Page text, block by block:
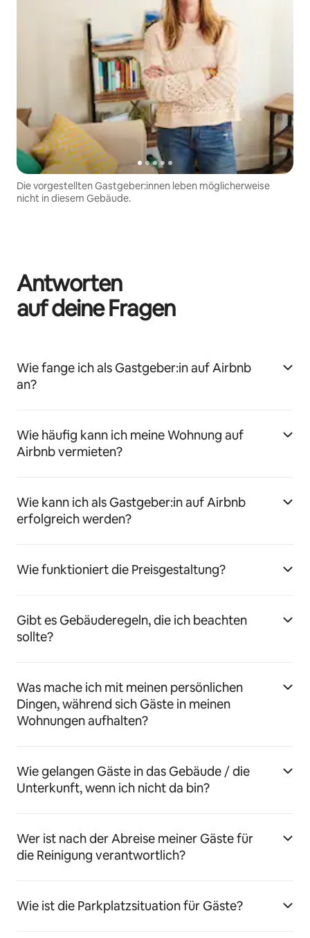
Die vorgestellten Gastgeber:innen leben möglicherweise
nicht in diesem Gebäude.
Antworten
auf deine Fragen
Wie fange ich als Gastgeber:in auf Airbnb
an?
Wie häufig kann ich meine Wohnung auf
Airbnb vermieten?
Wie kann ich als Gastgeber:in auf Airbnb
erfolgreich werden?
Wie funktioniert die Preisgestaltung?
Gibt es Gebäuderegeln, die ich beachten
sollte?
Was mache ich mit meinen persönlichen
Dingen, während sich Gäste in meinen
Wohnungen aufhalten?
Wie gelangen Gäste in das Gebäude / die
Unterkunft, wenn ich nicht da bin?
Wer ist nach der Abreise meiner Gäste für
die Reinigung verantwortlich?
Wie ist die Parkplatzsituation für Gäste?